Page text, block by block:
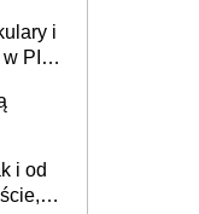
i
PIT.
i od